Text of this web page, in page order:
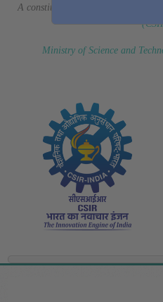
A constituent laboratory of
Ministry of Science and